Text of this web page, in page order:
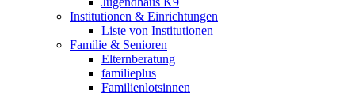
Institutionen & Einrichtungen
Liste von Institutionen
Familie & Senioren
Elternberatung
familieplus
Familienlotsinnen